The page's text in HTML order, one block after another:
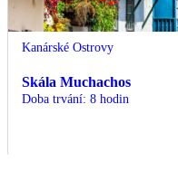
Kanárské Ostrovy
Skála Muchachos
Doba trvání: 8 hodin